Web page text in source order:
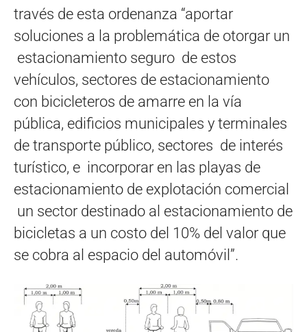
través de esta ordenanza “aportar
soluciones a la problemática de otorgar un
estacionamiento seguro de estos
vehículos, sectores de estacionamiento
con bicicleteros de amarre en la vía
pública, edificios municipales y terminales
de transporte público, sectores de interés
turístico, e incorporar en las playas de
estacionamiento de explotación comercial
un sector destinado al estacionamiento de
bicicletas a un costo del 10% del valor que
se cobra al espacio del automóvil”.